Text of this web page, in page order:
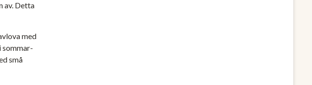
av. Detta
med
sommar-
små